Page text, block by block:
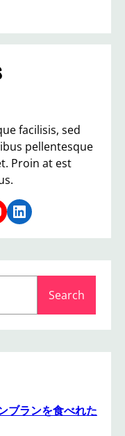
facilisis, sed
pellentesque
Proin at est
LinkedIn
Search
ブランを食べれた